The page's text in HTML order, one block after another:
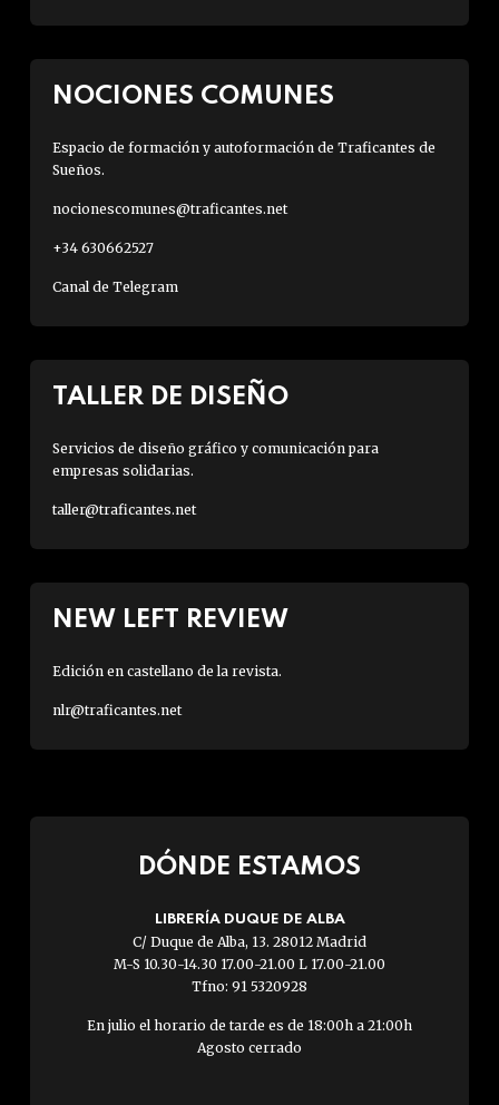
NOCIONES COMUNES
Espacio de formación y autoformación de Traficantes de
Sueños.
nocionescomunes@traficantes.net
+34 630662527
Canal de Telegram
TALLER DE DISEÑO
Servicios de diseño gráfico y comunicación para
empresas solidarias.
taller@traficantes.net
NEW LEFT REVIEW
Edición en castellano de la revista.
nlr@traficantes.net
DÓNDE ESTAMOS
LIBRERÍA DUQUE DE ALBA
C/ Duque de Alba, 13. 28012 Madrid
M-S 10.30-14.30 17.00-21.00 L 17.00-21.00
Tfno: 91 5320928
En julio el horario de tarde es de 18:00h a 21:00h
Agosto cerrado